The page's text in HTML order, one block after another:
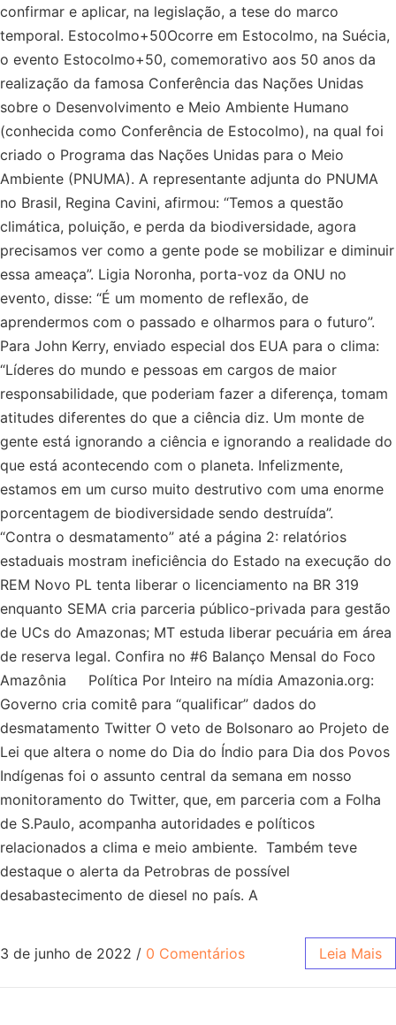
confirmar e aplicar, na legislação, a tese do marco
temporal. Estocolmo+50Ocorre em Estocolmo, na Suécia,
o evento Estocolmo+50, comemorativo aos 50 anos da
realização da famosa Conferência das Nações Unidas
sobre o Desenvolvimento e Meio Ambiente Humano
(conhecida como Conferência de Estocolmo), na qual foi
criado o Programa das Nações Unidas para o Meio
Ambiente (PNUMA). A representante adjunta do PNUMA
no Brasil, Regina Cavini, afirmou: “Temos a questão
climática, poluição, e perda da biodiversidade, agora
precisamos ver como a gente pode se mobilizar e diminuir
essa ameaça”. Ligia Noronha, porta-voz da ONU no
evento, disse: “É um momento de reflexão, de
aprendermos com o passado e olharmos para o futuro”.
Para John Kerry, enviado especial dos EUA para o clima:
“Líderes do mundo e pessoas em cargos de maior
responsabilidade, que poderiam fazer a diferença, tomam
atitudes diferentes do que a ciência diz. Um monte de
gente está ignorando a ciência e ignorando a realidade do
que está acontecendo com o planeta. Infelizmente,
estamos em um curso muito destrutivo com uma enorme
porcentagem de biodiversidade sendo destruída”.
“Contra o desmatamento” até a página 2: relatórios
estaduais mostram ineficiência do Estado na execução do
REM Novo PL tenta liberar o licenciamento na BR 319
enquanto SEMA cria parceria público-privada para gestão
de UCs do Amazonas; MT estuda liberar pecuária em área
de reserva legal. Confira no #6 Balanço Mensal do Foco
Amazônia Política Por Inteiro na mídia Amazonia.org:
Governo cria comitê para “qualificar” dados do
desmatamento Twitter O veto de Bolsonaro ao Projeto de
Lei que altera o nome do Dia do Índio para Dia dos Povos
Indígenas foi o assunto central da semana em nosso
monitoramento do Twitter, que, em parceria com a Folha
de S.Paulo, acompanha autoridades e políticos
relacionados a clima e meio ambiente. Também teve
destaque o alerta da Petrobras de possível
desabastecimento de diesel no país. A
3 de junho de 2022 / 0 Comentários Leia Mais